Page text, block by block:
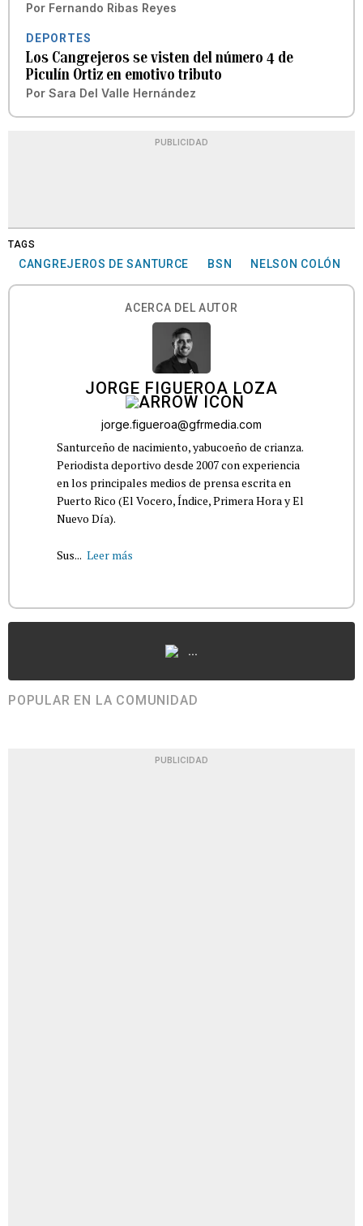
Por Fernando Ribas Reyes
DEPORTES
Los Cangrejeros se visten del número 4 de
Piculín Ortiz en emotivo tributo
Por Sara Del Valle Hernández
PUBLICIDAD
TAGS
CANGREJEROS DE SANTURCE BSN NELSON COLÓN
ACERCA DEL AUTOR
JORGE FIGUEROA LOZA
jorge.figueroa@gfrmedia.com
Santurceño de nacimiento, yabucoeño de crianza.
Periodista deportivo desde 2007 con experiencia
en los principales medios de prensa escrita en
Puerto Rico (El Vocero, Índice, Primera Hora y El
Nuevo Día).
Sus... Leer más
...
POPULAR EN LA COMUNIDAD
PUBLICIDAD